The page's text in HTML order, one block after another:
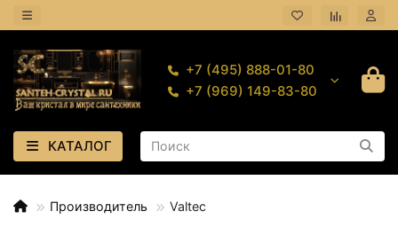
+7 (495) 888-01-80
+7 (969) 149-83-80
КАТАЛОГ
Производитель Valtec